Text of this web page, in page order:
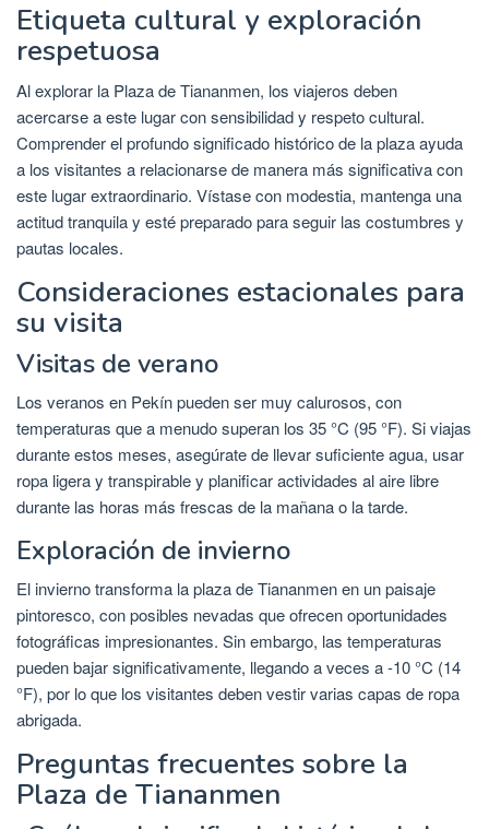
Etiqueta cultural y exploración
respetuosa
Al explorar la Plaza de Tiananmen, los viajeros deben
acercarse a este lugar con sensibilidad y respeto cultural.
Comprender el profundo significado histórico de la plaza ayuda
a los visitantes a relacionarse de manera más significativa con
este lugar extraordinario. Vístase con modestia, mantenga una
actitud tranquila y esté preparado para seguir las costumbres y
pautas locales.
Consideraciones estacionales para
su visita
Visitas de verano
Los veranos en Pekín pueden ser muy calurosos, con
temperaturas que a menudo superan los 35 °C (95 °F). Si viajas
durante estos meses, asegúrate de llevar suficiente agua, usar
ropa ligera y transpirable y planificar actividades al aire libre
durante las horas más frescas de la mañana o la tarde.
Exploración de invierno
El invierno transforma la plaza de Tiananmen en un paisaje
pintoresco, con posibles nevadas que ofrecen oportunidades
fotográficas impresionantes. Sin embargo, las temperaturas
pueden bajar significativamente, llegando a veces a -10 °C (14
°F), por lo que los visitantes deben vestir varias capas de ropa
abrigada.
Preguntas frecuentes sobre la
Plaza de Tiananmen